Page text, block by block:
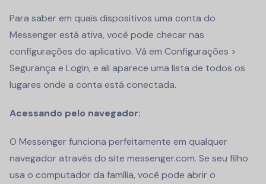
Para saber em quais dispositivos uma conta do
Messenger está ativa, você pode checar nas
configurações do aplicativo. Vá em Configurações >
Segurança e Login, e ali aparece uma lista de todos os
lugares onde a conta está conectada.
Acessando pelo navegador:
O Messenger funciona perfeitamente em qualquer
navegador através do site messenger.com. Se seu filho
usa o computador da família, você pode abrir o